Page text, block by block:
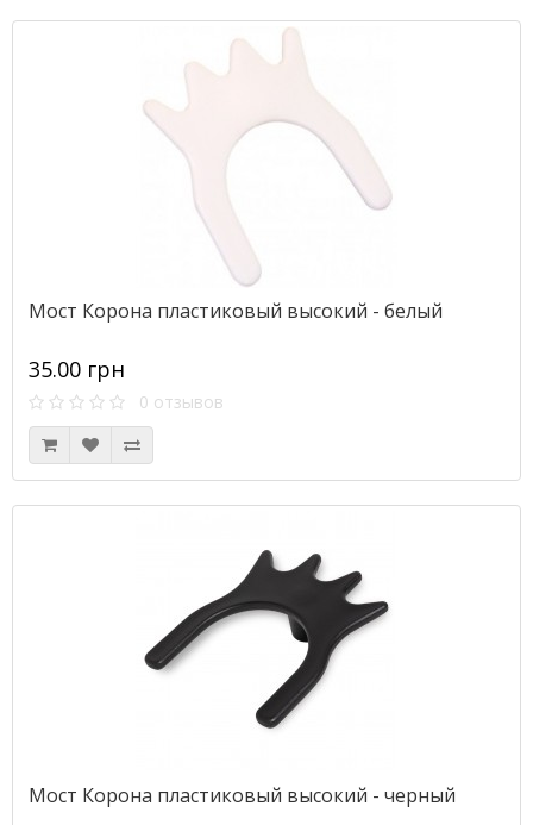
Мост Корона пластиковый высокий - белый
35.00 грн
0 отзывов
Мост Корона пластиковый высокий - черный